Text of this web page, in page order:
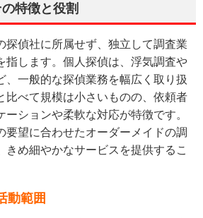
特徴と役割
探偵社に所属せず、独立して調査業
指します。個人探偵は、浮気調査や
、一般的な探偵業務を幅広く取り扱
比べて規模は小さいものの、依頼者
ーションや柔軟な対応が特徴です。
要望に合わせたオーダーメイドの調
きめ細やかなサービスを提供するこ
動範囲